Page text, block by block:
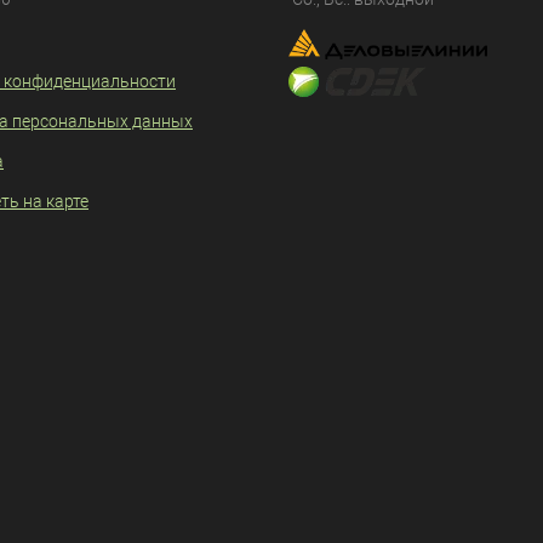
конфиденциальности
персональных данных
на карте